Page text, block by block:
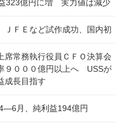
323億円に増 実力値は減少
ＦＥなど試作成功、国内初
席常務執行役員ＣＦＯ決算会
９０００億円以上へ USSが
成長目指す
月、純利益194億円